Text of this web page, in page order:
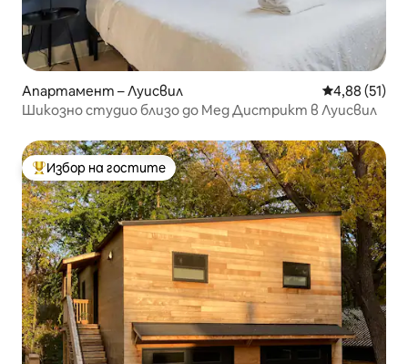
Апартамент – Луисвил Средна
4,88 (51)
Шикозно студио близо до Мед Дистрикт в Луисвил
Най-популярен избор на гостите
Избор на гостите